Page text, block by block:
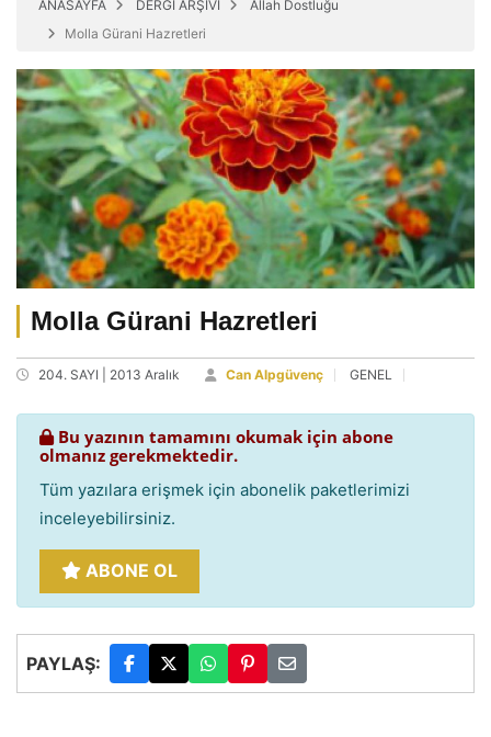
ANASAYFA DERGİ ARŞİVİ
Allah Dostluğu
Molla Gürani Hazretleri
Molla Gürani Hazretleri
204. SAYI | 2013 Aralık Can Alpgüvenç GENEL
Bu yazının tamamını okumak için abone
olmanız gerekmektedir.
Tüm yazılara erişmek için abonelik paketlerimizi
inceleyebilirsiniz.
ABONE OL
PAYLAŞ: